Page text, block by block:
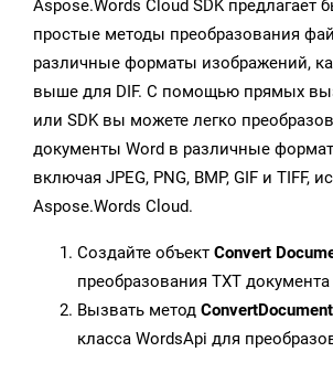
Aspose.Words Cloud SDK предлагает
простые методы преобразования
различные форматы изображений,
выше для DIF. С помощью прямых
или SDK вы можете легко
документы Word в различные
включая JPEG, PNG, BMP, GIF и TIFF,
Aspose.Words Cloud.
Создайте объект Convert
преобразования TXT документа
Вызвать метод ConvertDocument
класса WordsApi для